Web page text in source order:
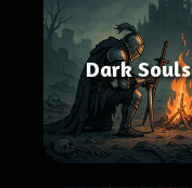
Dark Souls